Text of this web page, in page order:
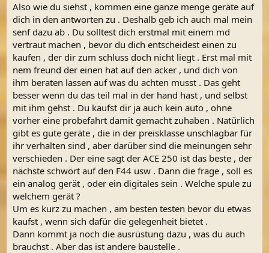
Also wie du siehst , kommen eine ganze menge geräte auf
dich in den antworten zu . Deshalb geb ich auch mal mein
senf dazu ab . Du solltest dich erstmal mit einem md
vertraut machen , bevor du dich entscheidest einen zu
kaufen , der dir zum schluss doch nicht liegt . Erst mal mit
nem freund der einen hat auf den acker , und dich von
ihm beraten lassen auf was du achten musst . Das geht
besser wenn du das teil mal in der hand hast , und selbst
mit ihm gehst . Du kaufst dir ja auch kein auto , ohne
vorher eine probefahrt damit gemacht zuhaben . Natürlich
gibt es gute geräte , die in der preisklasse unschlagbar für
ihr verhalten sind , aber darüber sind die meinungen sehr
verschieden . Der eine sagt der ACE 250 ist das beste , der
nächste schwört auf den F44 usw . Dann die frage , soll es
ein analog gerät , oder ein digitales sein . Welche spule zu
welchem gerät ?
Um es kurz zu machen , am besten testen bevor du etwas
kaufst , wenn sich dafür die gelegenheit bietet .
Dann kommt ja noch die ausrüstung dazu , was du auch
brauchst . Aber das ist andere baustelle .